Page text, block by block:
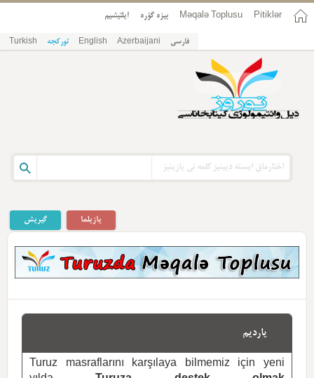
Pitiklər
Məqalə Toplusu بیزه گؤره ایلتیشیم
فارسی Azerbaijani
English تورکجه Turkish
گیریش یازیلما
یاردیم
Turuz masraflarını karşılaya bilmemiz için yeni